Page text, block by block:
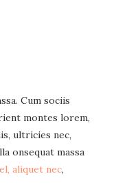
Cum sociis
montes lorem,
ultricies nec,
onsequat massa
aliquet nec,